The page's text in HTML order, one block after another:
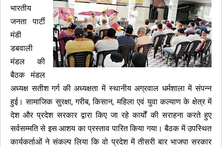
भारतीय
जनता पार्टी
मंडी
डबवाली
मंडल की
बैठक मंडल
अध्यक्ष सतीश गर्ग की अध्यक्षता में स्थानीय अग्रवाल धर्मशाला में संपन्न
हुई। सामाजिक सुरक्षा, गरीब, किसान, महिला एवं युवा कल्याण के क्षेत्र में
देश और प्रदेश सरकार द्वारा किए जा रहे कार्यों की सराहना करते हुए
सर्वसम्मति से इस आशय का प्रस्ताव पारित किया गया। बैठक में उपस्थित
कार्यकर्ताओं ने संकल्प लिया कि वो प्रदेश में तीसरी बार भाजपा सरकार